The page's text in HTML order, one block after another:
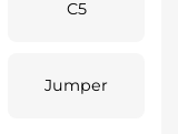
C5
Jumper